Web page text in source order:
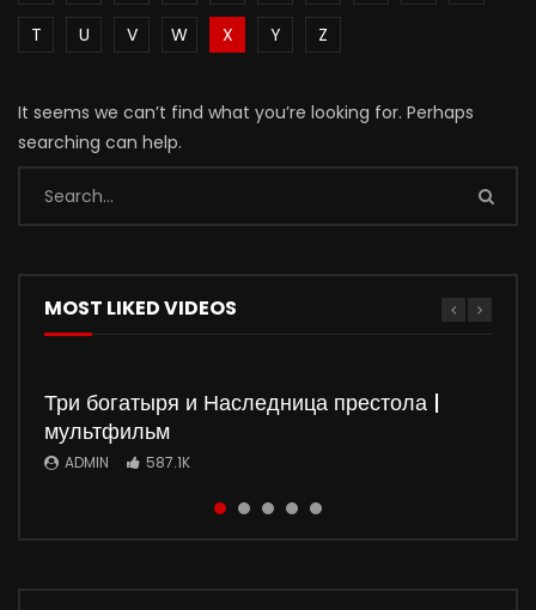
T
U V W X Y Z
It seems we can’t find what you’re looking for. Perhaps
searching can help.
MOST LIKED VIDEOS
Три богатыря и Наследница престола |
мультфильм
ADMIN 587.1K